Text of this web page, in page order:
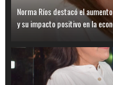
Norma Ríos destacó el
y su impacto positivo en la